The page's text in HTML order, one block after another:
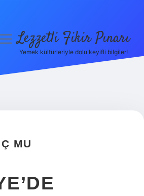
menüyüLezzetli Fikir Pınarı
Yemek kültürleriyle dolu keyifli bilgiler!
MU